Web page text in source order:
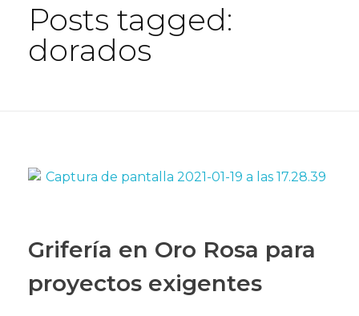
Posts tagged:
dorados
Grifería en Oro Rosa para
proyectos exigentes